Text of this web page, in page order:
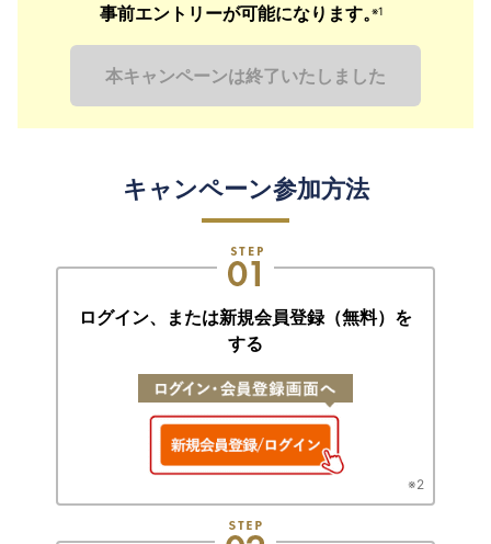
事前エントリーが可能になります。
※1
本キャンペーンは終了いたしました
キャンペーン参加方法
ログイン、または新規会員登録（無料）を
する
※2